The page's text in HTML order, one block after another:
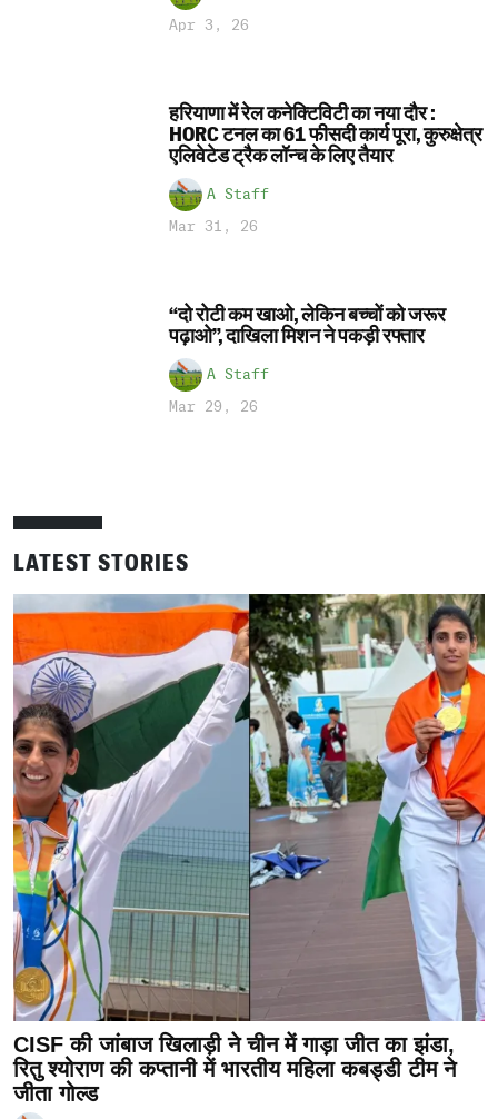
Apr 3, 26
हरियाणा में रेल कनेक्टिविटी का नया दौर :
HORC टनल का 61 फीसदी कार्य पूरा, कुरुक्षेत्र
एलिवेटेड ट्रैक लॉन्च के लिए तैयार
A Staff
Mar 31, 26
“दो रोटी कम खाओ, लेकिन बच्चों को जरूर
पढ़ाओ”, दाखिला मिशन ने पकड़ी रफ्तार
A Staff
Mar 29, 26
LATEST STORIES
CISF की जांबाज खिलाड़ी ने चीन में गाड़ा जीत का झंडा,
रितु श्योराण की कप्तानी में भारतीय महिला कबड्डी टीम ने
जीता गोल्ड